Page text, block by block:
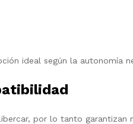
ideal según la autonomía
por lo tanto